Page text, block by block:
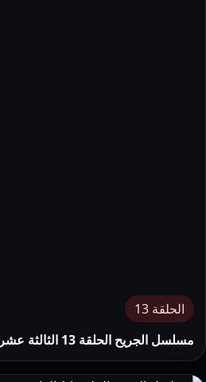
الحلقة 13
مسلسل الجريح الحلقة 13 الثالثة عشر HD